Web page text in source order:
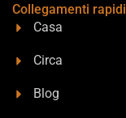
Collegamenti rapidi
Casa
Circa
Blog